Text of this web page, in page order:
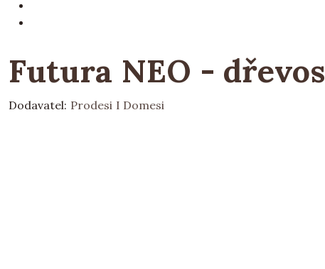
Futura NEO -
Dodavatel: Prodesi I Domesi